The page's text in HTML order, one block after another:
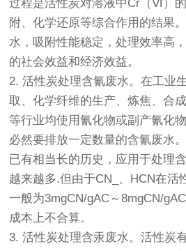
过程是活性炭对溶液中Cr（Ⅵ）
附、化学还原等综合作用的结果
水，吸附性能稳定，处理效率高
的社会效益和经济效益。
2. 活性炭处理含氰废水。在工业
取、化学纤维的生产、炼焦、合
等行业均使用氰化物或副产氰化
必然要排放一定数量的含氰废水
已有相当长的历史，应用于处理
越来越多.但由于CN_、HCN在活
一般为3mgCN/gAC～8mgCN/
成本上不合算。
3. 活性炭处理含汞废水。活性炭